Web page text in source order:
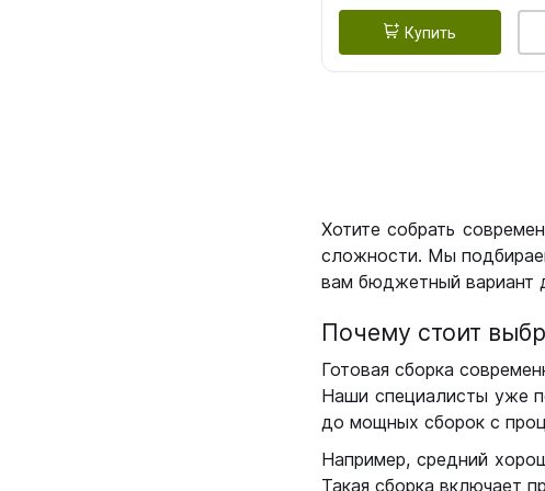
Купить
Хотите собрать
сложности. Мы
вам бюджетный вариант
Почему стоит
Готовая сборка
Наши специалисты уже
до мощных сборок с
Например, средний
Такая сборка включает